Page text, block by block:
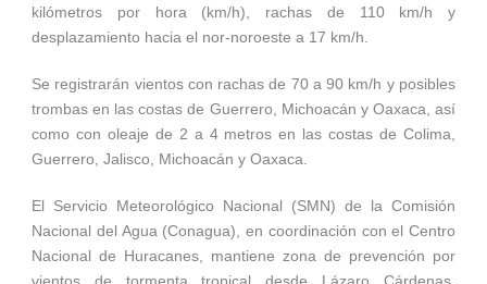
kilómetros por hora (km/h), rachas de 110 km/h y
desplazamiento hacia el nor-noroeste a 17 km/h.
Se registrarán vientos con rachas de 70 a 90 km/h y posibles
trombas en las costas de Guerrero, Michoacán y Oaxaca, así
como con oleaje de 2 a 4 metros en las costas de Colima,
Guerrero, Jalisco, Michoacán y Oaxaca.
El Servicio Meteorológico Nacional (SMN) de la Comisión
Nacional del Agua (Conagua), en coordinación con el Centro
Nacional de Huracanes, mantiene zona de prevención por
vientos de tormenta tropical desde Lázaro Cárdenas,